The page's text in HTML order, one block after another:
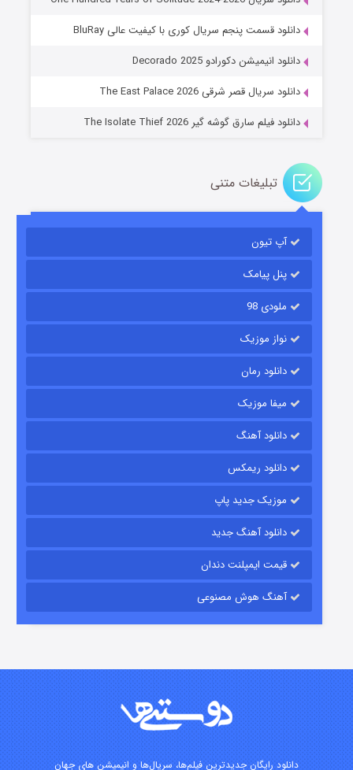
عملیات آپارتمان
قسمت۲ (زیرنویس) منتشر شد
قسمت
قسمت۷ (زیرنویس) منتشر شد
دانلود قسمت پنجم سریال کوری با کیفیت عالی BluRay
دانلود انیمیشن دکورادو Decorado 2025
دانلود سریال قصر شرقی The East Palace 2026
دانلود فیلم سارق گوشه گیر The Isolate Thief 2026
تبلیغات متنی
آپ تیون
پنل پیامک
ملودی 98
نواز موزیک
دانلود رمان
میفا موزیک
دانلود آهنگ
دانلود ریمکس
موزیک جدید پاپ
دانلود آهنگ جدید
قیمت ایمپلنت دندان
آهنگ هوش مصنوعی
دانلود رایگان جدیدترین فیلم‌ها، سریال‌ها و انیمیشن های جهان